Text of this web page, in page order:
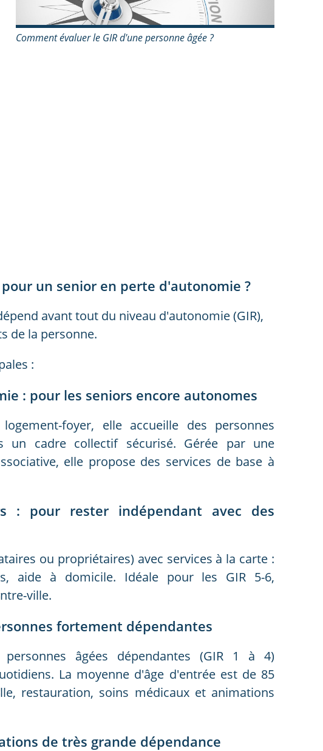
Comment évaluer le GIR d'une personne âgée ?
un senior en perte d'autonomie ?
avant tout du niveau d'autonomie (GIR),
de la personne.
:
: pour les seniors encore autonomes
foyer, elle accueille des personnes
un cadre collectif sécurisé. Gérée par une
elle propose des services de base à
: pour rester indépendant avec des
ou propriétaires) avec services à la carte :
aide à domicile. Idéale pour les GIR 5-6,
ville.
fortement dépendantes
personnes âgées dépendantes (GIR 1 à 4)
La moyenne d'âge d'entrée est de 85
restauration, soins médicaux et animations
de très grande dépendance